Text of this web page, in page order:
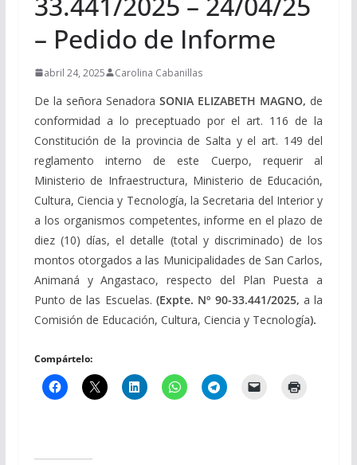
– Pedido de Informe
abril 24, 2025 Carolina Cabanillas
De la señora SenadoraSONIA ELIZABETH MAGNO, de
conformidad a lo preceptuado por el art. 116 de la
Constitución de la provincia de Salta y el art. 149 del
reglamento interno de este Cuerpo, requerir al
Ministerio de Infraestructura, Ministerio de Educación,
Cultura, Ciencia y Tecnología, la Secretaria del Interior y
a los organismos competentes, informe en el plazo de
diez (10) días, el detalle (total y discriminado) de los
montos otorgados a las Municipalidades de San Carlos,
Animaná y Angastaco, respecto del Plan Puesta a
Punto de las Escuelas. (Expte. Nº 90-33.441/2025, a la
Comisión de Educación, Cultura, Ciencia y Tecnología).
Compártelo: